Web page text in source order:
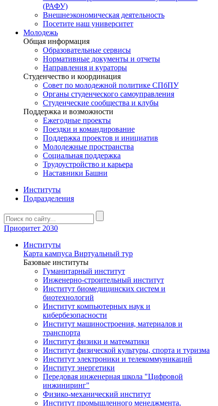
(РАФУ)
Внешнеэкономическая деятельность
Посетите наш университет
Молодежь
Общая информация
Образовательные сервисы
Нормативные документы и отчеты
Направления и кураторы
Студенчество и координация
Совет по молодежной политике СПбПУ
Органы студенческого самоуправления
Студенческие сообщества и клубы
Поддержка и возможности
Ежегодные проекты
Поездки и командирование
Поддержка проектов и инициатив
Молодежные пространства
Социальная поддержка
Трудоустройство и карьера
Наставники Башни
Институты
Подразделения
Приоритет 2030
Институты
Карта кампуса Виртуальный тур
Базовые институты
Гуманитарный институт
Инженерно-строительный институт
Институт биомедицинских систем и
биотехнологий
Институт компьютерных наук и
кибербезопасности
Институт машиностроения, материалов и
транспорта
Институт физики и математики
Институт физической культуры, спорта и туризма
Институт электроники и телекоммуникаций
Институт энергетики
Передовая инженерная школа "Цифровой
инжиниринг"
Физико-механический институт
Институт промышленного менеджмента,